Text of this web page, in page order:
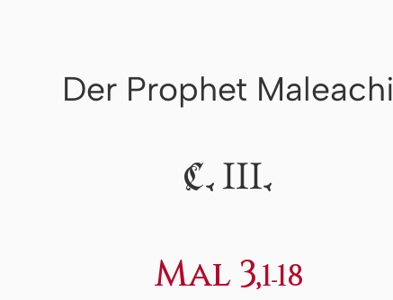
Der Prophet Maleachi
C. III.
Mal 3,1-18